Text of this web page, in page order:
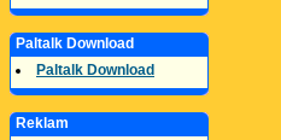
Paltalk Download
Paltalk Download
Reklam